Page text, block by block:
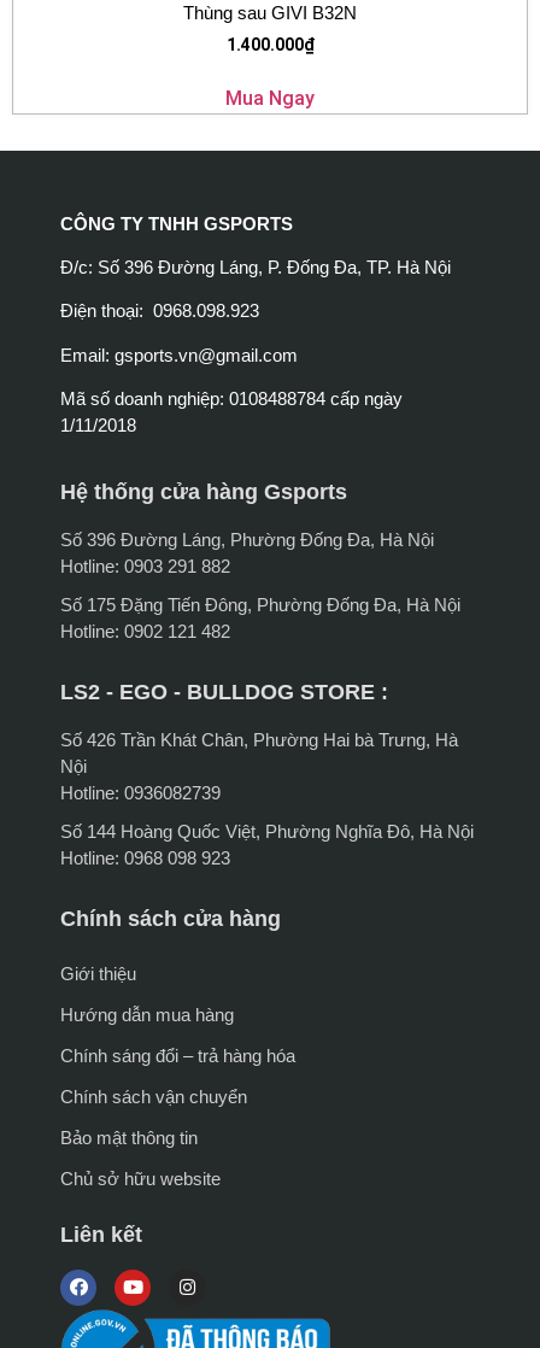
Thùng sau GIVI B32N
1.400.000₫
Mua Ngay
CÔNG TY TNHH GSPORTS
Đ/c: Số 396 Đường Láng, P. Đống Đa, TP. Hà Nội
Điện thoại: 0968.098.923
Email: gsports.vn@gmail.com
Mã số doanh nghiệp: 0108488784 cấp ngày
1/11/2018
Hệ thống cửa hàng Gsports
Số 396 Đường Láng, Phường Đống Đa, Hà Nội
Hotline: 0903 291 882
Số 175 Đặng Tiến Đông, Phường Đống Đa, Hà Nội
Hotline: 0902 121 482
LS2 - EGO - BULLDOG STORE :
Số 426 Trần Khát Chân, Phường Hai bà Trưng, Hà
Nội
Hotline: 0936082739
Số 144 Hoàng Quốc Việt, Phường Nghĩa Đô, Hà Nội
Hotline: 0968 098 923
Chính sách cửa hàng
Giới thiệu
Hướng dẫn mua hàng
Chính sáng đổi – trả hàng hóa
Chính sách vận chuyển
Bảo mật thông tin
Chủ sở hữu website
Liên kết